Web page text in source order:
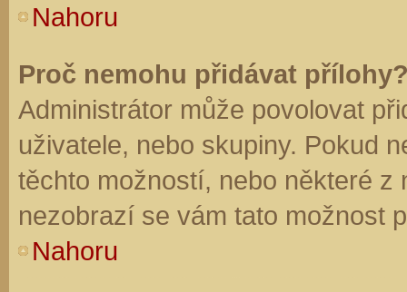
Nahoru
Proč nemohu přidávat
Administrátor může povolovat
uživatele, nebo skupiny. Pokud
těchto možností, nebo některé z
nezobrazí se vám tato možnost
Nahoru